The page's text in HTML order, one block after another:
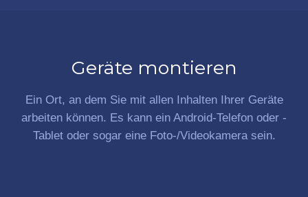
Geräte montieren
Ein Ort, an dem Sie mit allen Inhalten Ihrer Geräte
arbeiten können. Es kann ein Android-Telefon oder -
Tablet oder sogar eine Foto-/Videokamera sein.